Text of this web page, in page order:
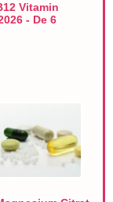
Vitamin
- De 6